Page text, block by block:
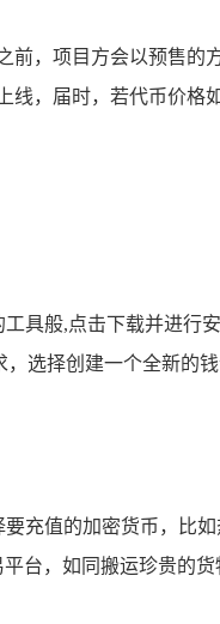
，项目方会以预售
，届时，若代币价格
具般,点击下载并进行安
选择创建一个全新的
充值的加密货币，比如
台，如同搬运珍贵的货